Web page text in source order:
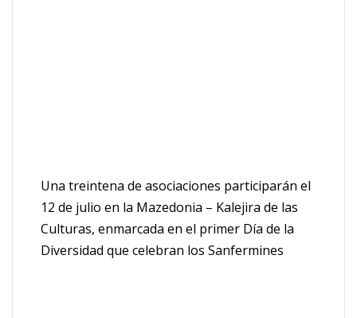
Una treintena de asociaciones participarán el
12 de julio en la Mazedonia – Kalejira de las
Culturas, enmarcada en el primer Día de la
Diversidad que celebran los Sanfermines